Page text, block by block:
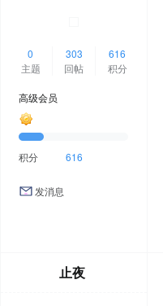
0
主题
303
回帖
616
积分
高级会员
积分 616
发消息
止夜